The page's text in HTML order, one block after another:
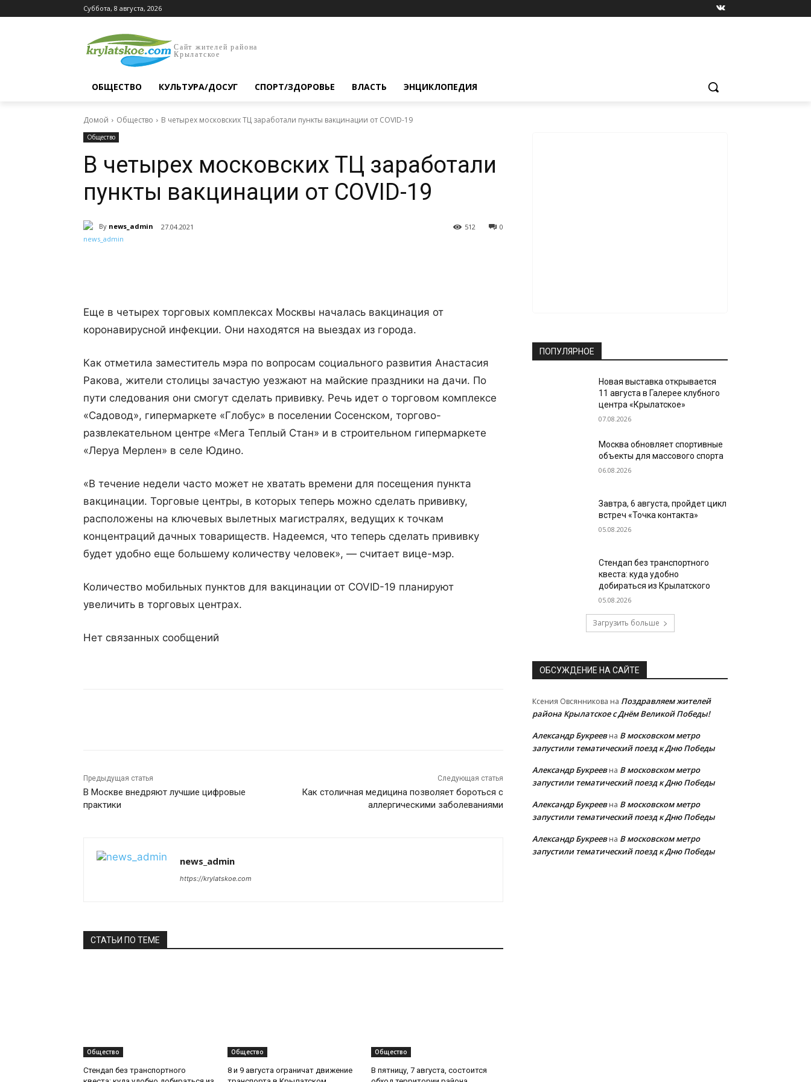
Суббота, 8 августа, 2026
Сайт жителей района
Крылатское
ОБЩЕСТВО КУЛЬТУРА/ДОСУГ СПОРТ/ЗДОРОВЬЕ ВЛАСТЬ ЭНЦИКЛОПЕДИЯ
Домой Общество В четырех московских ТЦ заработали пункты вакцинации от COVID-19
Общество
В четырех московских ТЦ заработали
пункты вакцинации от COVID-19
By news_admin 27.04.2021 0
512
Еще в четырех торговых комплексах Москвы началась вакцинация от
коронавирусной инфекции. Они находятся на выездах из города.
Как отметила заместитель мэра по вопросам социального развития Анастасия
Ракова, жители столицы зачастую уезжают на майские праздники на дачи. По
пути следования они смогут сделать прививку. Речь идет о торговом комплексе
«Садовод», гипермаркете «Глобус» в поселении Сосенском, торгово-
развлекательном центре «Мега Теплый Стан» и в строительном гипермаркете
«Леруа Мерлен» в селе Юдино.
«В течение недели часто может не хватать времени для посещения пункта
вакцинации. Торговые центры, в которых теперь можно сделать прививку,
расположены на ключевых вылетных магистралях, ведущих к точкам
концентраций дачных товариществ. Надеемся, что теперь сделать прививку
будет удобно еще большему количеству человек», — считает вице-мэр.
Количество мобильных пунктов для вакцинации от COVID-19 планируют
увеличить в торговых центрах.
Нет связанных сообщений
Предыдущая статья
В Москве внедряют лучшие цифровые
практики
Следующая статья
Как столичная медицина позволяет бороться с
аллергическими заболеваниями
news_admin
https://krylatskoe.com
СТАТЬИ ПО ТЕМЕ
Общество
Стендап без транспортного
Общество
8 и 9 августа ограничат движение
Общество
В пятницу, 7 августа, состоится
ПОПУЛЯРНОЕ
Новая выставка открывается
11 августа в Галерее клубного
центра «Крылатское»
07.08.2026
Москва обновляет спортивные
объекты для массового спорта
06.08.2026
Завтра, 6 августа, пройдет цикл
встреч «Точка контакта»
05.08.2026
Стендап без транспортного
квеста: куда удобно
добираться из Крылатского
05.08.2026
Загрузить больше
ОБСУЖДЕНИЕ НА САЙТЕ
Ксения Овсянникова на Поздравляем жителей
района Крылатское с Днём Великой Победы!
Александр Букреевна В московском метро
запустили тематический поезд к Дню Победы
Александр Букреевна В московском метро
запустили тематический поезд к Дню Победы
Александр Букреевна В московском метро
запустили тематический поезд к Дню Победы
Александр Букреевна В московском метро
запустили тематический поезд к Дню Победы